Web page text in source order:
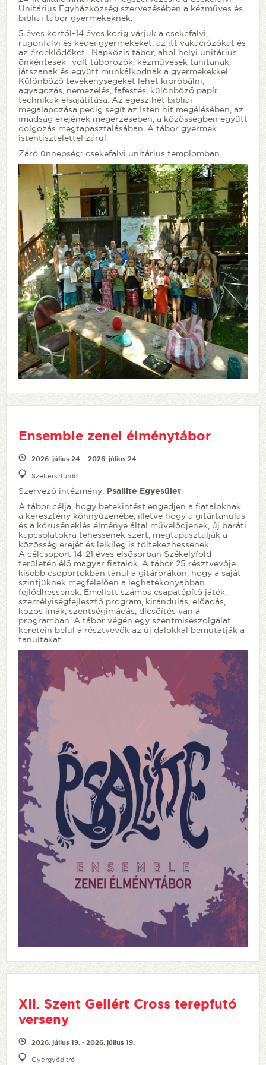
Unitárius Egyházközség szervezésében a kézműves és
bibliai tábor gyermekeknek.
5 éves kortól-14 éves korig várjuk a csekefalvi,
rugonfalvi és kedei gyermekeket, az itt vakációzókat és
az érdeklődőket. Napközis tábor, ahol helyi unitárius
önkéntesek- volt táborozók, kézművesek tanítanak,
játszanak és együtt munkálkodnak a gyermekekkel.
Különböző tevékenységeket lehet kipróbálni,
agyagozás, nemezelés, fafestés, különböző papír
technikák elsajátítása. Az egész hét bibliai
megalapozása pedig segít az Isten hit megélésében, az
imádság erejének megérzésében, a közösségben együtt
dolgozás megtapasztalásában. A tábor gyermek
istentisztelettel zárul.
Záró ünnepség: csekefalvi unitárius templomban.
Ensemble zenei élménytábor
2026. július 24. - 2026. július 24.
Szelterszfürdő
Szervező intézmény: Psallite Egyesület
A tábor célja, hogy betekintést engedjen a fiataloknak
a keresztény könnyűzenébe, illetve hogy a gitártanulás
és a kóruséneklés élménye által művelődjenek, új baráti
kapcsolatokra tehessenek szert, megtapasztalják a
közösség erejét és lelkileg is töltekezhessenek.
A célcsoport 14-21 éves elsősorban Székelyföld
területén élő magyar fiatalok. A tábor 25 résztvevője
kisebb csoportokban tanul a gitárórákon, hogy a saját
szintjüknek megfelelően a leghatékonyabban
fejlődhessenek. Emellett számos csapatépítő játék,
személyiségfejlesztő program, kirándulás, előadás,
közös imák, szentségimádás, dicsőítés van a
programban. A tábor végén egy szentmiseszolgálat
keretein belül a résztvevők az új dalokkal bemutatják a
tanultakat.
XII. Szent Gellért Cross terepfutó
verseny
2026. július 19. - 2026. július 19.
Gyergyóditró